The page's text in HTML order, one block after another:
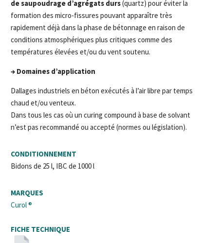
de saupoudrage d’agrégats durs(quartz) pour éviter la
formation des micro-fissures pouvant apparaître très
rapidement déjà dans la phase de bétonnage en raison de
conditions atmosphériques plus critiques comme des
températures élevées et/ou du vent soutenu.
→ Domaines d’application
Dallages industriels en béton exécutés à l’air libre par temps
chaud et/ou venteux.
Dans tous les cas où un curing compound à base de solvant
n’est pas recommandé ou accepté (normes ou législation).
CONDITIONNEMENT
Bidons de 25 l, IBC de 1000 l
MARQUES
Curol ®
FICHE TECHNIQUE